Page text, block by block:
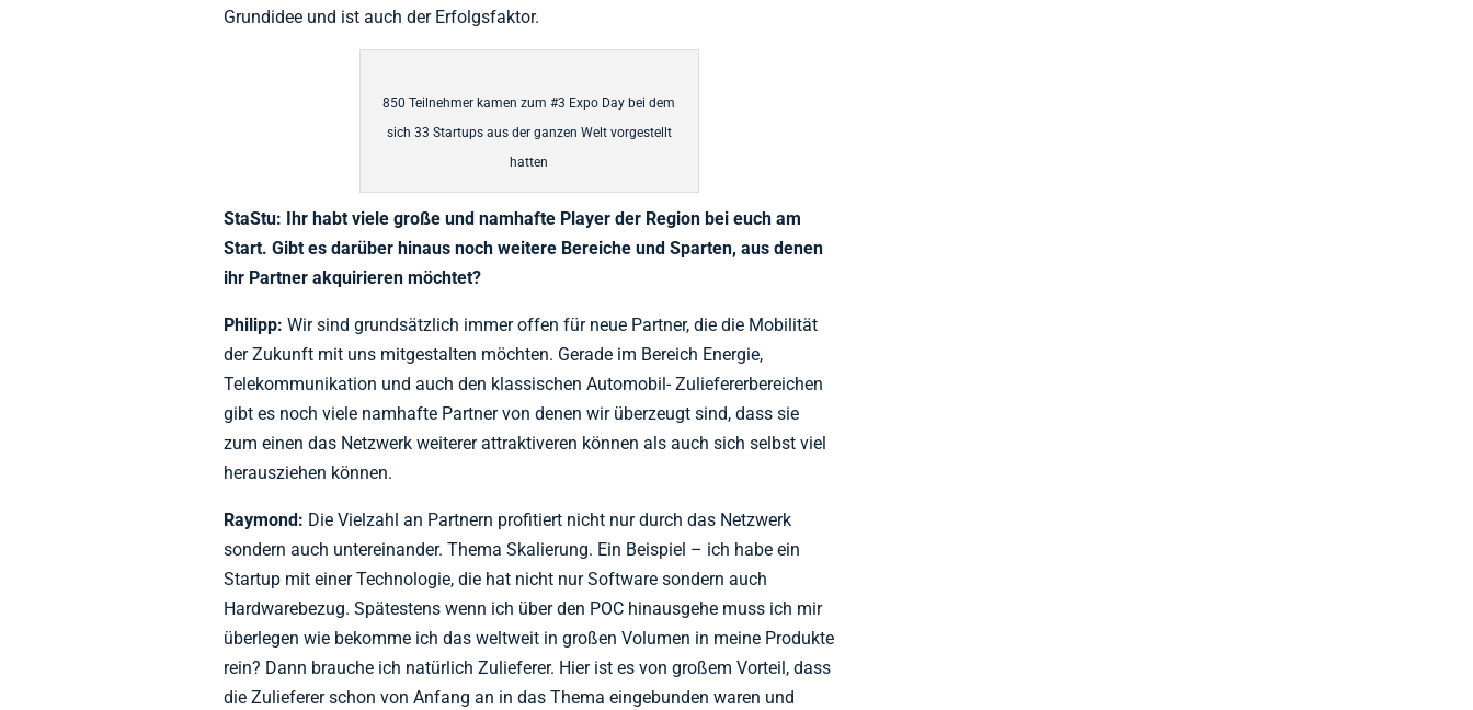
Grundidee und ist auch der Erfolgsfaktor.
850 Teilnehmer kamen zum #3 Expo Day bei dem
sich 33 Startups aus der ganzen Welt vorgestellt
hatten
StaStu: Ihr habt viele große und namhafte Player der Region bei euch am
Start. Gibt es darüber hinaus noch weitere Bereiche und Sparten, aus denen
ihr Partner akquirieren möchtet?
Philipp: Wir sind grundsätzlich immer offen für neue Partner, die die Mobilität
der Zukunft mit uns mitgestalten möchten. Gerade im Bereich Energie,
Telekommunikation und auch den klassischen Automobil- Zuliefererbereichen
gibt es noch viele namhafte Partner von denen wir überzeugt sind, dass sie
zum einen das Netzwerk weiterer attraktiveren können als auch sich selbst viel
herausziehen können.
Raymond: Die Vielzahl an Partnern profitiert nicht nur durch das Netzwerk
sondern auch untereinander. Thema Skalierung. Ein Beispiel – ich habe ein
Startup mit einer Technologie, die hat nicht nur Software sondern auch
Hardwarebezug. Spätestens wenn ich über den POC hinausgehe muss ich mir
überlegen wie bekomme ich das weltweit in großen Volumen in meine Produkte
rein? Dann brauche ich natürlich Zulieferer. Hier ist es von großem Vorteil, dass
die Zulieferer schon von Anfang an in das Thema eingebunden waren und